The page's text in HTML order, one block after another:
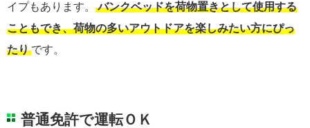
イプもあります。
バンクベッドを荷物置きとして使用する
こともでき、荷物の多いアウトドアを楽しみたい方にぴっ
たり です。
普通免許で運転ＯＫ